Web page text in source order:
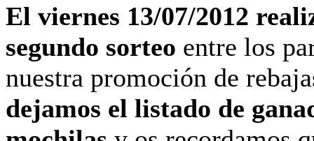
El viernes 13/07/2012
segundo sorteo entre los
nuestra promoción de
dejamos el listado de